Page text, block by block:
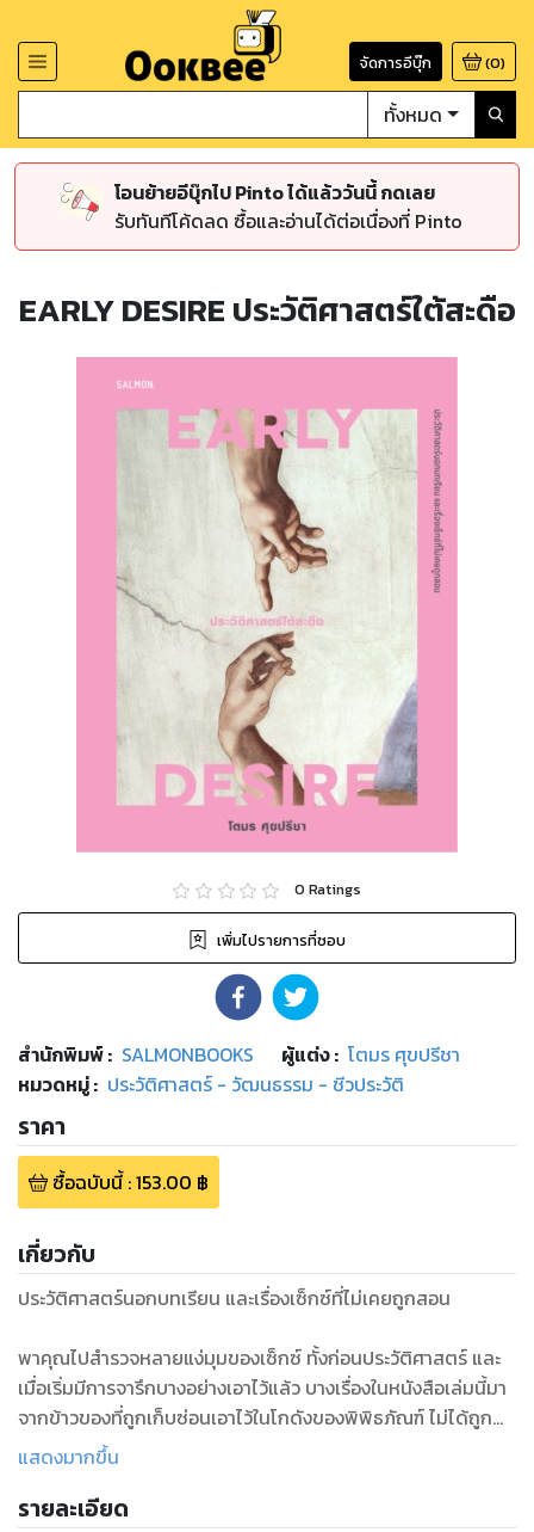
จัดการอีบุ๊ก (0)
ทั้งหมด
โอนย้ายอีบุ๊กไป Pinto ได้แล้ววันนี้ กดเลย
รับทันทีโค้ดลด ซื้อและอ่านได้ต่อเนื่องที่ Pinto
EARLY DESIRE ประวัติศาสตร์ใต้สะดือ
0 Ratings
เพิ่มไปรายการที่ชอบ
สำนักพิมพ์: SALMONBOOKS ผู้แต่ง : โตมร ศุขปรีชา
หมวดหมู่: ประวัติศาสตร์ - วัฒนธรรม - ชีวประวัติ
ราคา
ซื้อฉบับนี้:153.00 ฿
เกี่ยวกับ
ประวัติศาสตร์นอกบทเรียน และเรื่องเซ็กซ์ที่ไม่เคยถูกสอน
พาคุณไปสำรวจหลายแง่มุมของเซ็กซ์ ทั้งก่อนประวัติศาสตร์ และ
เมื่อเริ่มมีการจารึกบางอย่างเอาไว้แล้ว บางเรื่องในหนังสือเล่มนี้มา
จากข้าวของที่ถูกเก็บซ่อนเอาไว้ในโกดังของพิพิธภัณฑ์ ไม่ได้ถูกนำ
ออกมาจัดแสดง เพราะสายตาของคนปัจจุบันมองว่าเป็นเรื่องวิปริต
มีการตีความกันไปต่าง ๆ นานาโดยไม่มีข้อสรุป
แสดงมากขึ้น
รายละเอียด